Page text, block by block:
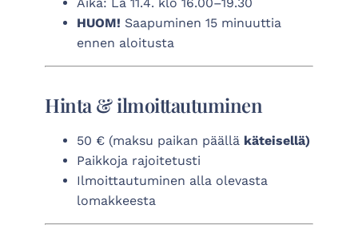
HUOM! Saapuminen 15 minuuttia
ennen aloitusta
Hinta & ilmoittautuminen
50 € (maksu paikan päällä käteisellä)
Paikkoja rajoitetusti
Ilmoittautuminen alla olevasta
lomakkeesta